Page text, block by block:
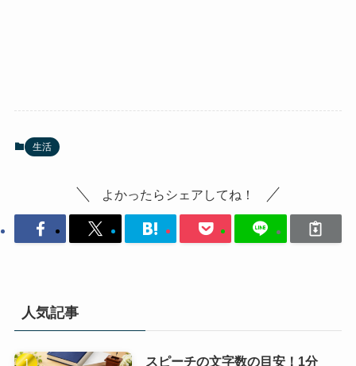
生活
よかったらシェアしてね！
人気記事
スピーチの文字数の目安！1分